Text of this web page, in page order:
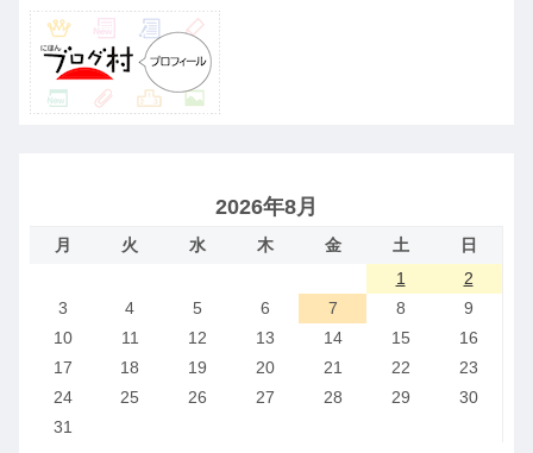
2026年8月
月 火 水 木 金 土
日
1
2
3
4 5 6 7 8
9
10
11 12 13 14 15
16
17
18 19 20 21 22
23
24
25 26 27 28 29
30
31